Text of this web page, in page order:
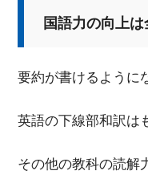
国語力の向上
要約が書けるように
英語の下線部和訳は
その他の教科の読解